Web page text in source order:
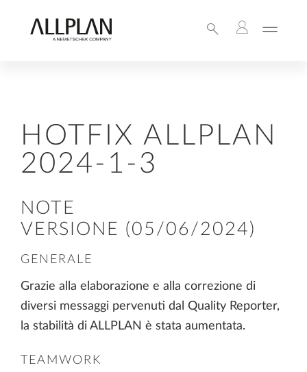
HOTFIX ALLPLAN
2024-1-3
NOTE
VERSIONE (05/06/2024)
GENERALE
Grazie alla elaborazione e alla correzione di
diversi messaggi pervenuti dal Quality Reporter,
la stabilità di ALLPLAN è stata aumentata.
TEAMWORK